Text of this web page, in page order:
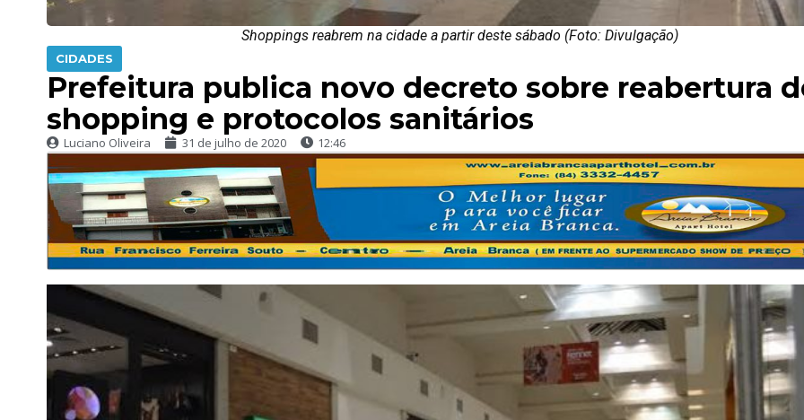
Shoppings reabrem na cidade a partir deste sábado (Foto: Divulgação)
CIDADES
Prefeitura publica novo decreto sobre reabertura
shopping e protocolos sanitários
Luciano Oliveira 31 de julho de 2020 12:46